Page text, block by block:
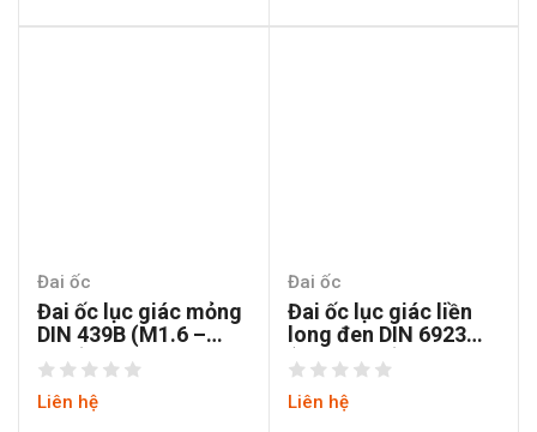
Đai ốc
Đai ốc lục giác mỏng
DIN 439B (M1.6 –
M10)
Liên hệ
Đai ốc
Đai ốc lục giác liền
long đen DIN 6923
(M5 – M20)
Liên hệ